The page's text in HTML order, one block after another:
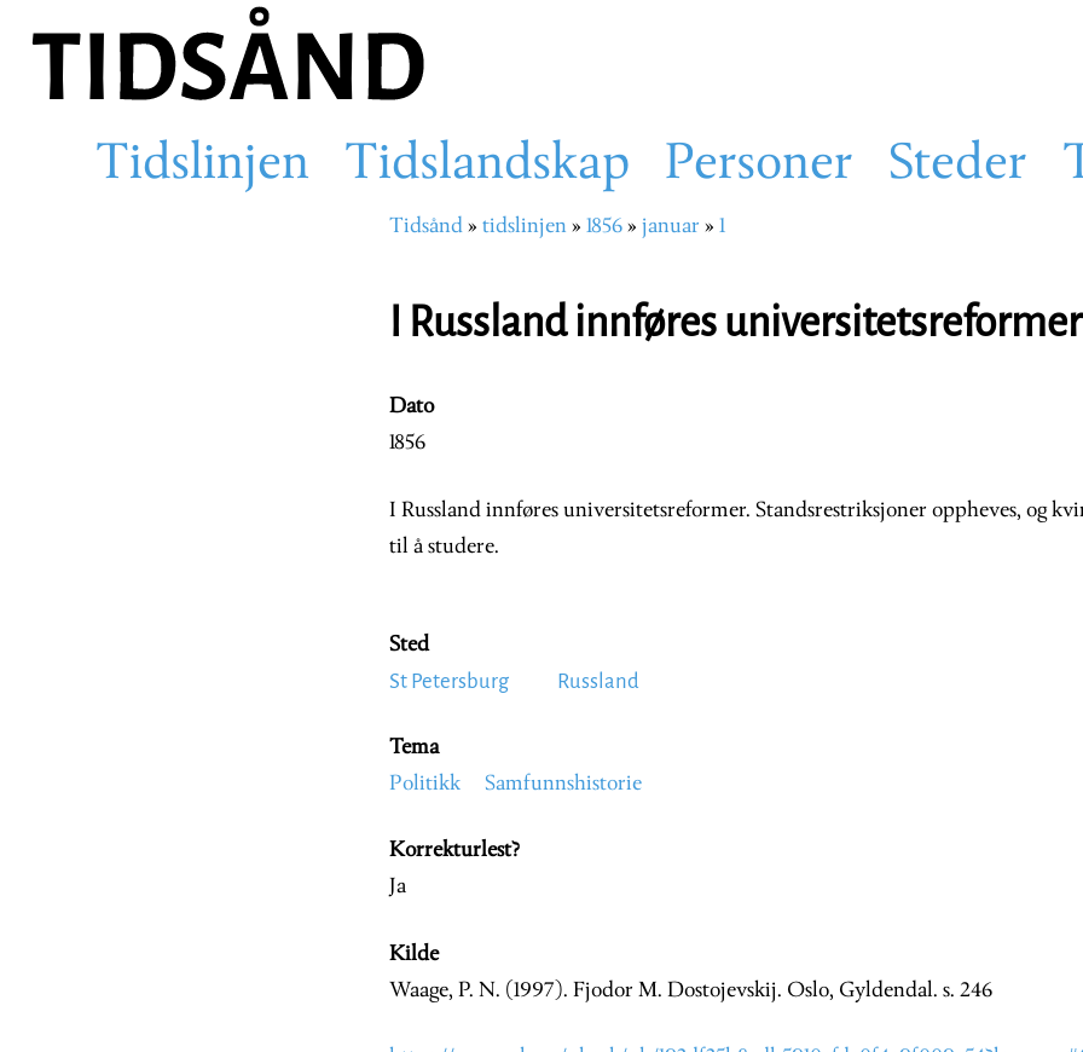
hovedinnhold
Main
Tidslinjen Tidslandskap Personer Steder
Navigasjonssti
Tidsånd tidslinjen 1856 januar 1
I Russland innføres universitetsreformer
Dato
1856
I Russland innføres universitetsreformer. Standsrestriksjoner oppheves, og
til å studere.
Sted
St Petersburg
Russland
Tema
Politikk
Samfunnshistorie
Korrekturlest?
Ja
Kilde
Waage, P. N. (1997). Fjodor M. Dostojevskij. Oslo, Gyldendal. s. 246